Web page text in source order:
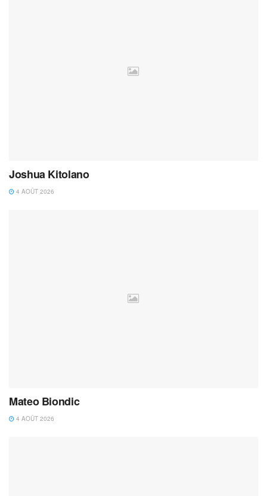
Joshua Kitolano
4 AOÛT 2026
Mateo Biondic
4 AOÛT 2026